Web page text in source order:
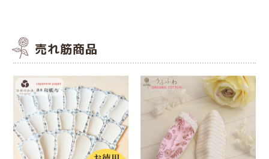
売れ筋商品